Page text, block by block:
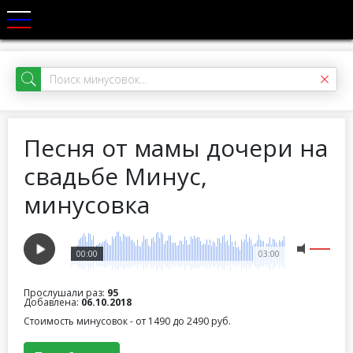
Песня от мамы дочери на
свадьбе Минус,
минусовка
03:00
00:00
Прослушали раз: 95
Добавлена: 06.10.2018
Стоимость минусовок - от 1490 до 2490 руб.